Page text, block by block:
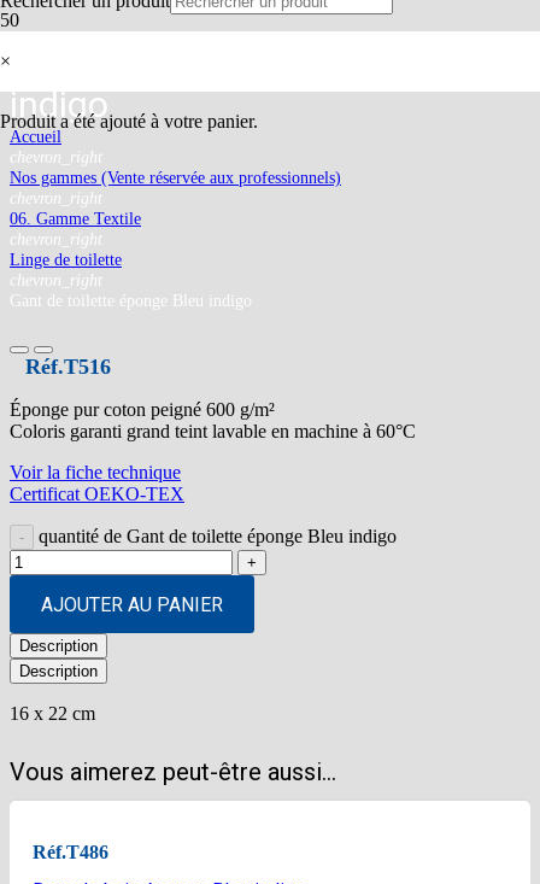
×
Produita été ajouté à votre panier.
indigo
Accueil
chevron_right
Nos gammes (Vente réservée aux professionnels)
chevron_right
06. Gamme Textile
chevron_right
Linge de toilette
chevron_right
Gant de toilette éponge Bleu indigo
Réf.T516
Éponge pur coton peigné 600 g/m²
Coloris garanti grand teint lavable en machine à 60°C
Voir la fiche technique
Certificat OEKO-TEX
quantité de Gant de toilette éponge Bleu indigo
AJOUTER AU PANIER
Description
Description
16 x 22 cm
Vous aimerez peut-être aussi…
Réf.T486